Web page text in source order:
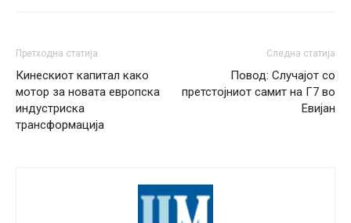
Претходна статија
Кинескиот капитал како
мотор за новата европска
индустриска
трансформација
Следна статија
Повод: Случајот со
претстојниот самит на Г7 во
Евијан